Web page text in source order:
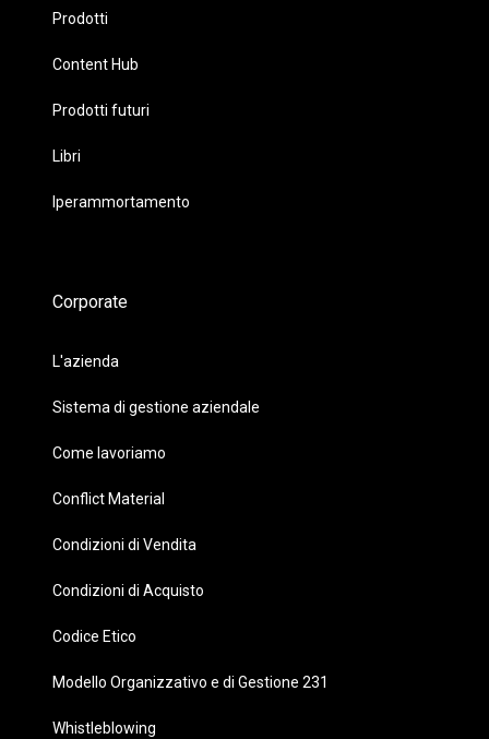
Prodotti
Content Hub
Prodotti futuri
Libri
Iperammortamento
Corporate
L'azienda
Sistema di gestione aziendale
Come lavoriamo
Conflict Material
Condizioni di Vendita
Condizioni di Acquisto
Codice Etico
Modello Organizzativo e di Gestione 231
Whistleblowing